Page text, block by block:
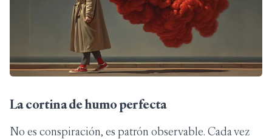
La cortina de humo perfecta
No es conspiración, es patrón observable. Cada vez